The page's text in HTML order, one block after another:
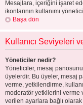
Mesajlara, içeriğini işaret
ikonlarının kullanımı
Başa dön
Kullanıcı Seviyeleri
Yöneticiler nedir?
Yöneticiler, mesaj
üyelerdir. Bu üyeler, mesaj
verme, yetkilendirme,
moderatör yetkilerini verme
verilen ayarlara bağlı